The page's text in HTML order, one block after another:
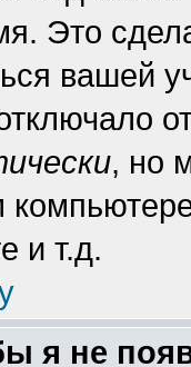
Это
вашей
, но
и т.д.
я не